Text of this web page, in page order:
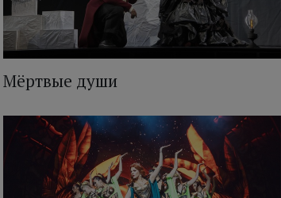
Мёртвые души